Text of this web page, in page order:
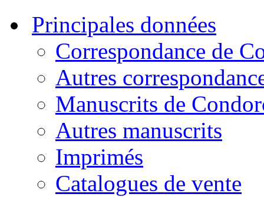
Principales données
Correspondance de
Autres
Manuscrits de
Autres manuscrits
Imprimés
Catalogues de vente